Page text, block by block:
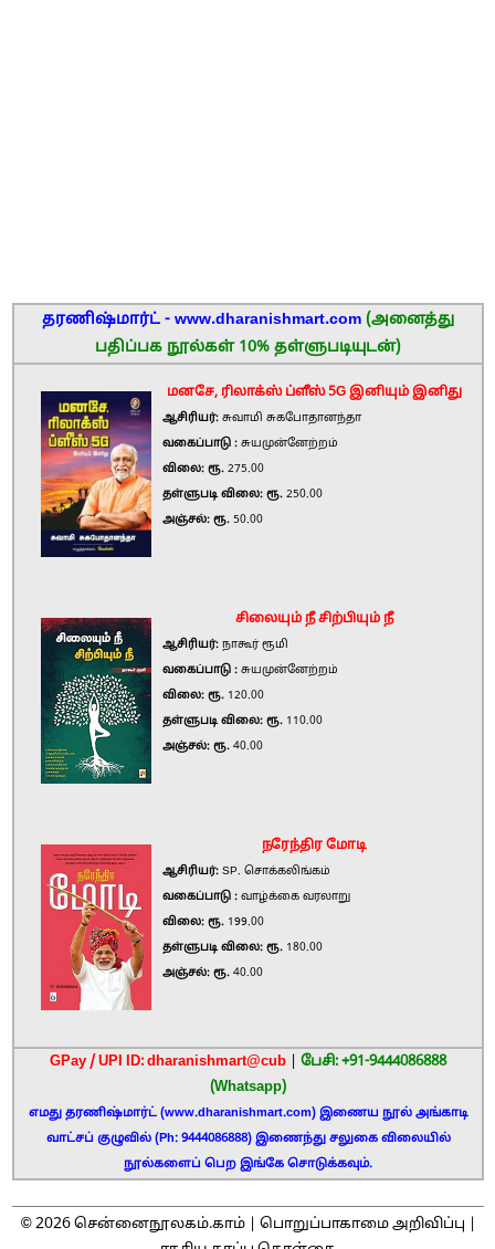
தரணிஷ்மார்ட் - www.dharanishmart.com (அனைத்து
பதிப்பக நூல்கள் 10% தள்ளுபடியுடன்)
மனசே, ரிலாக்ஸ் ப்ளீஸ் 5G இனியும் இனிது
ஆசிரியர்: சுவாமி சுகபோதானந்தா
வகைப்பாடு : சுயமுன்னேற்றம்
விலை: ரூ. 275.00
தள்ளுபடி விலை: ரூ. 250.00
அஞ்சல்: ரூ. 50.00
சிலையும் நீ சிற்பியும் நீ
ஆசிரியர்: நாகூர் ரூமி
வகைப்பாடு : சுயமுன்னேற்றம்
விலை: ரூ. 120.00
தள்ளுபடி விலை: ரூ. 110.00
அஞ்சல்: ரூ. 40.00
நரேந்திர மோடி
ஆசிரியர்: SP. சொக்கலிங்கம்
வகைப்பாடு : வாழ்க்கை வரலாறு
விலை: ரூ. 199.00
தள்ளுபடி விலை: ரூ. 180.00
அஞ்சல்: ரூ. 40.00
GPay / UPI ID: dharanishmart@cub
பேசி: +91-9444086888
(Whatsapp)
எமது தரணிஷ்மார்ட் (www.dharanishmart.com) இணைய நூல் அங்காடி
வாட்சப் குழுவில் (Ph: 9444086888) இணைந்து சலுகை விலையில்
நூல்களைப் பெற இங்கே சொடுக்கவும்.
©2026சென்னைநூலகம்.காம் | பொறுப்பாகாமை அறிவிப்பு